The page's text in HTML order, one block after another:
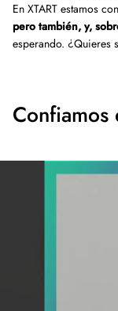
En XTART estamos
pero también, y,
esperando. ¿Quieres
Confiamos